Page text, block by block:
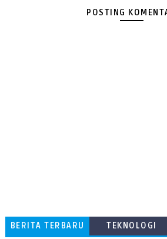
POSTING
BERITA TERBARU TEKNOLOGI